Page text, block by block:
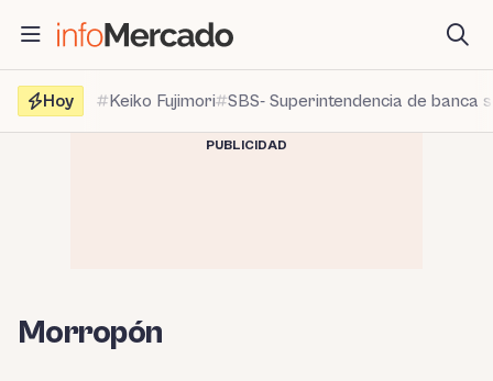
contenido
Hoy
Keiko Fujimori SBS- Superintendencia de banca
PUBLICIDAD
Morropón